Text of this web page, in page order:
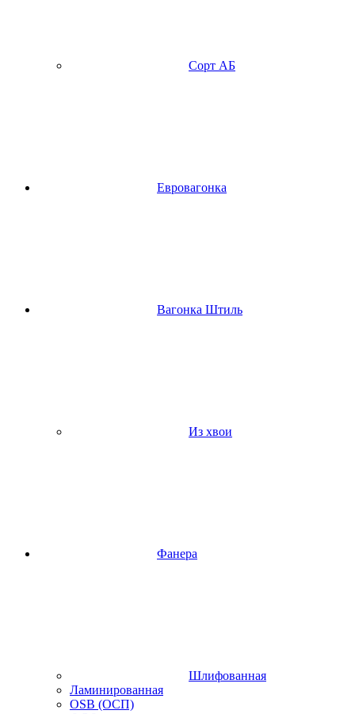
Сорт АБ
Евровагонка
Вагонка Штиль
Из хвои
Фанера
Шлифованная
Ламинированная
OSB (ОСП)